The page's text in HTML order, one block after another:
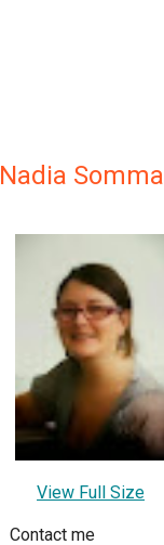
Nadia Somma
View Full Size
Contact me